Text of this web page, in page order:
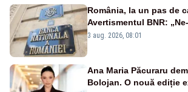
România, la un pas de
Avertismentul BNR:
pentru câteva luni”
3 aug. 2026, 08:01
Ana Maria Păcuraru
Bolojan. O nouă ediție